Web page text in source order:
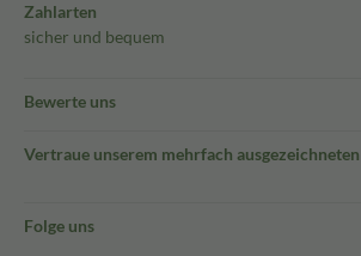
Zahlarten
sicher und bequem
Bewerte uns
Vertraue unserem mehrfach
Folge uns